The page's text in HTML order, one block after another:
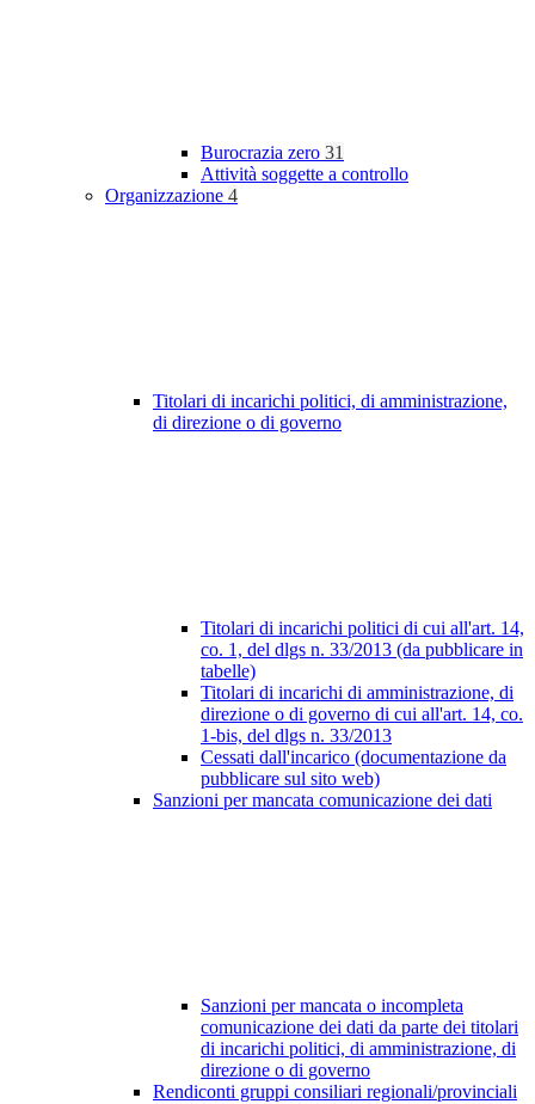
Burocrazia zero 31
Attività soggette a controllo
Organizzazione 4
Titolari di incarichi politici, di amministrazione,
di direzione o di governo
Titolari di incarichi politici di cui all'art. 14,
co. 1, del dlgs n. 33/2013 (da pubblicare in
tabelle)
Titolari di incarichi di amministrazione, di
direzione o di governo di cui all'art. 14, co.
1-bis, del dlgs n. 33/2013
Cessati dall'incarico (documentazione da
pubblicare sul sito web)
Sanzioni per mancata comunicazione dei dati
Sanzioni per mancata o incompleta
comunicazione dei dati da parte dei titolari
di incarichi politici, di amministrazione, di
direzione o di governo
Rendiconti gruppi consiliari regionali/provinciali